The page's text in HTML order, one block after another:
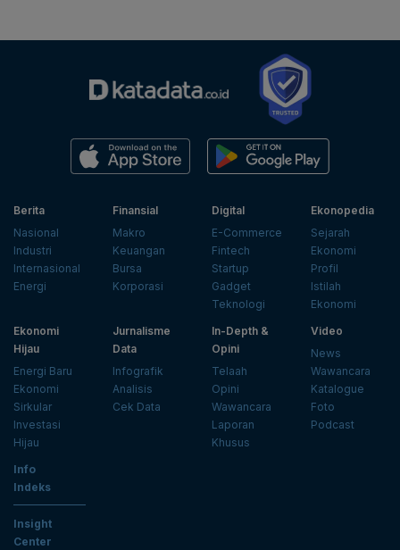
Berita
Nasional
Industri
Internasional
Energi
Finansial
Makro
Keuangan
Bursa
Korporasi
Digital
E-Commerce
Fintech
Startup
Gadget
Teknologi
Ekonopedia
Sejarah
Ekonomi
Profil
Istilah
Ekonomi
Ekonomi
Hijau
Energi Baru
Ekonomi
Sirkular
Investasi
Hijau
Jurnalisme
Data
Infografik
Analisis
Cek Data
In-Depth &
Opini
Telaah
Opini
Wawancara
Laporan
Khusus
Video
News
Wawancara
Katalogue
Foto
Podcast
Info
Indeks
Insight
Center